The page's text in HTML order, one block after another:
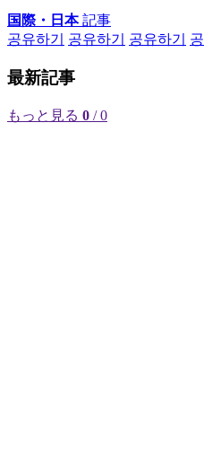
国際・日本記事
공유하기
공유하기 공유하기
最新記事
もっと見る 0 / 0